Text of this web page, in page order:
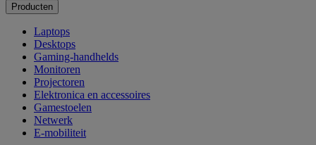
Producten
Laptops
Desktops
Gaming-handhelds
Monitoren
Projectoren
Elektronica en accessoires
Gamestoelen
Netwerk
E-mobiliteit